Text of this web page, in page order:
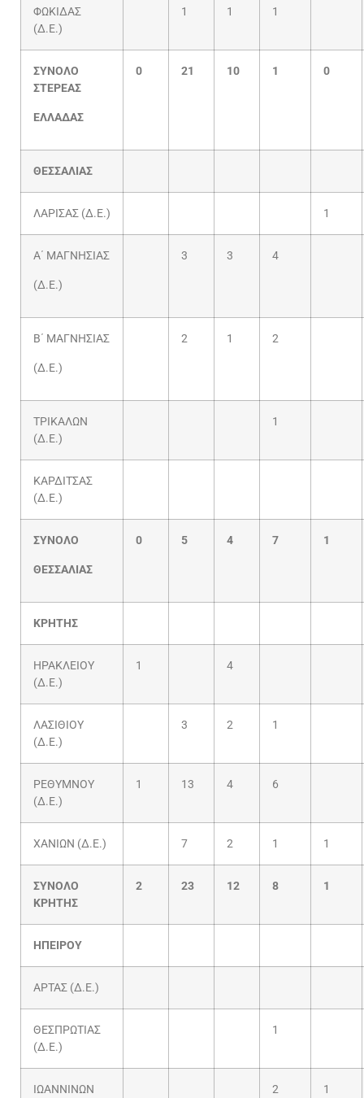
ΦΩΚΙΔΑΣ
(Δ.Ε.)
1 1 1
ΣΥΝΟΛΟ
ΣΤΕΡΕΑΣ
ΕΛΛΑΔΑΣ
0 21 10 1 0
ΘΕΣΣΑΛΙΑΣ
ΛΑΡΙΣΑΣ (Δ.Ε.) 1
Α΄ ΜΑΓΝΗΣΙΑΣ
(Δ.Ε.)
3 3 4
Β΄ ΜΑΓΝΗΣΙΑΣ
(Δ.Ε.)
2 1 2
ΤΡΙΚΑΛΩΝ
(Δ.Ε.)
1
ΚΑΡΔΙΤΣΑΣ
(Δ.Ε.)
ΣΥΝΟΛΟ
ΘΕΣΣΑΛΙΑΣ
0 5 4 7 1
ΚΡΗΤΗΣ
ΗΡΑΚΛΕΙΟΥ
(Δ.Ε.)
1 4
ΛΑΣΙΘΙΟΥ
(Δ.Ε.)
3 2 1
ΡΕΘΥΜΝΟΥ
(Δ.Ε.)
1 13 4 6
ΧΑΝΙΩΝ (Δ.Ε.) 7 2 1 1
ΣΥΝΟΛΟ
ΚΡΗΤΗΣ
2 23 12 8 1
ΗΠΕΙΡΟΥ
ΑΡΤΑΣ (Δ.Ε.)
ΘΕΣΠΡΩΤΙΑΣ
(Δ.Ε.)
1
ΙΩΑΝΝΙΝΩΝ
2 1